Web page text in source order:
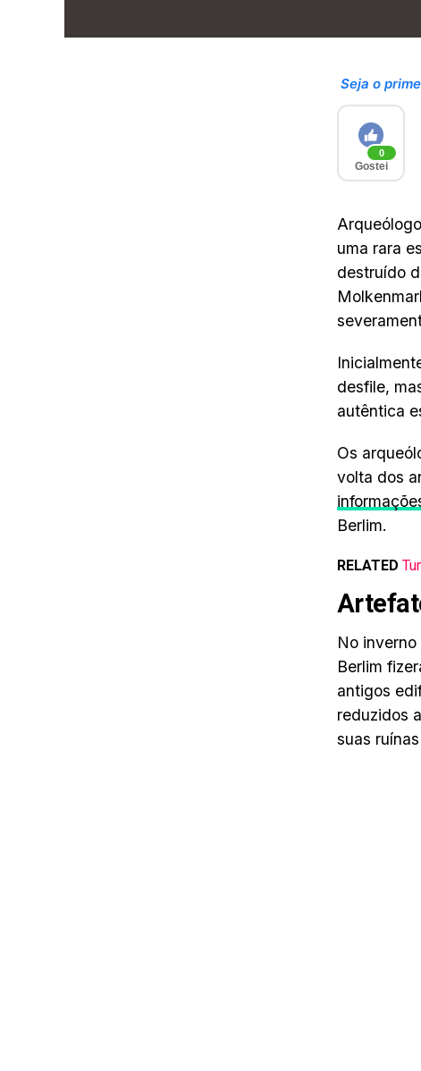
Seja o
0
Gostei
uma rara
destruído
desfile,
autêntica
Os
volta dos
Berlim.
RELATED
No
Berlim
antigos
reduzidos
suas